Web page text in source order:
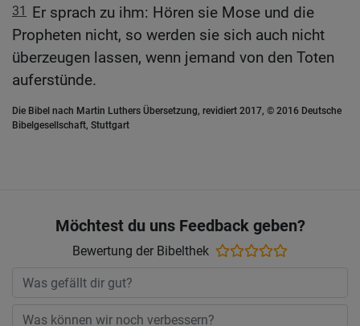
31 Er sprach zu ihm: Hören sie Mose und die
Propheten nicht, so werden sie sich auch nicht
überzeugen lassen, wenn jemand von den Toten
auferstünde.
Die Bibel nach Martin Luthers Übersetzung, revidiert 2017, © 2016 Deutsche
Bibelgesellschaft, Stuttgart
Möchtest du uns Feedback geben?
Bewertung der Bibelthek